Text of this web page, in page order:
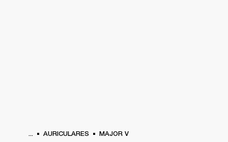
... AURICULARES MAJOR V